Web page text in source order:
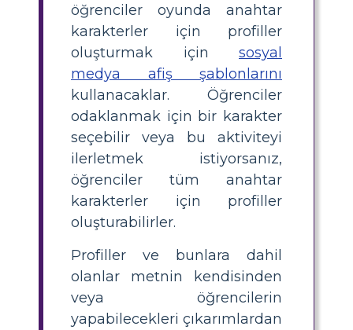
öğrenciler oyunda anahtar
karakterler için profiller
oluşturmak için sosyal
medya afiş şablonlarını
kullanacaklar. Öğrenciler
odaklanmak için bir karakter
seçebilir veya bu aktiviteyi
ilerletmek istiyorsanız,
öğrenciler tüm anahtar
karakterler için profiller
oluşturabilirler.
Profiller ve bunlara dahil
olanlar metnin kendisinden
veya öğrencilerin
yapabilecekleri çıkarımlardan